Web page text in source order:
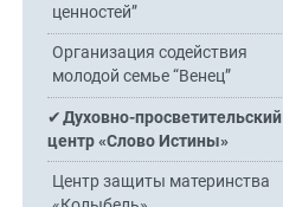
ценностей”
Организация содействия
молодой семье “Венец”
Духовно-просветительский
центр «Слово Истины»
Центр защиты материнства